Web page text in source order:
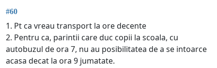
#60
1. Pt ca vreau transport la ore decente
2. Pentru ca, parintii care duc copii la scoala, cu
autobuzul de ora 7, nu au posibilitatea de a se intoarce
acasa decat la ora 9 jumatate.